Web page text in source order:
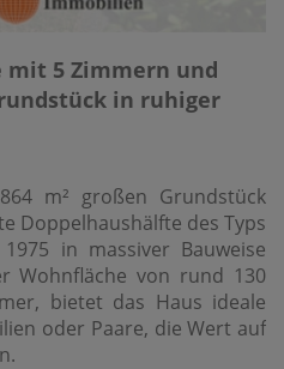
mit 5 Zimmern und
in ruhiger
m² großen Grundstück
Doppelhaushälfte des Typs
in massiver Bauweise
Wohnfläche von rund 130
bietet das Haus ideale
oder Paare, die Wert auf